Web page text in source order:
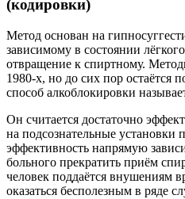
(кодировки)
Метод основан на
зависимому в состоянии
отвращение к спиртному.
1980-х, но до сих пор остаётся
способ алкоблокировки
Он считается достаточно
на подсознательные установки
эффективность напрямую
больного прекратить приём
человек поддаётся внушениям
оказаться бесполезным в ряде